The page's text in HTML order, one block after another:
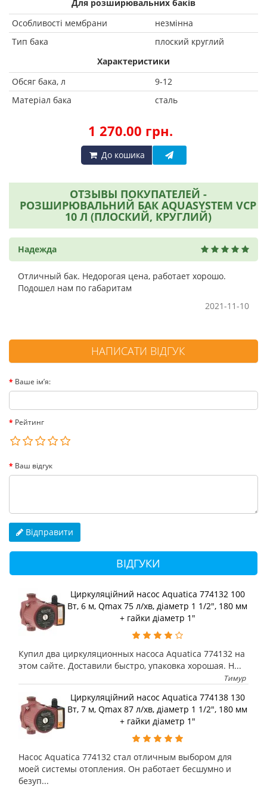
Для розширювальних баків
Особливості мембрани
незмінна
Тип бака
плоский круглий
Характеристики
Обсяг бака, л
9-12
Матеріал бака
сталь
1 270.00 грн.
До кошика
ОТЗЫВЫ ПОКУПАТЕЛЕЙ -
РОЗШИРЮВАЛЬНИЙ БАК AQUASYSTEM VCP
10 Л (ПЛОСКИЙ, КРУГЛИЙ)
Надежда
Отличный бак. Недорогая цена, работает хорошо.
Подошел нам по габаритам
2021-11-10
НАПИСАТИ ВІДГУК
Ваше ім’я:
Рейтинг
Ваш відгук
Відправити
ВІДГУКИ
Циркуляційний насос Aquatica 774132 100
Вт, 6 м, Qmax 75 л/хв, діаметр 1 1/2", 180 мм
+ гайки діаметр 1"
Купил два циркуляционных насоса Aquatica 774132 на
этом сайте. Доставили быстро, упаковка хорошая. Н...
Тимур
Циркуляційний насос Aquatica 774138 130
Вт, 7 м, Qmax 87 л/хв, діаметр 1 1/2", 180 мм
+ гайки діаметр 1"
Насос Aquatica 774132 стал отличным выбором для
моей системы отопления. Он работает бесшумно и
безуп...